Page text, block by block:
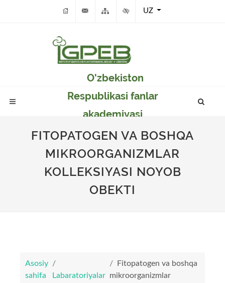
UZ
O'zbekiston
Respublikasi fanlar
akademiyasi
Genetika va o'simlikar
eksperimental
biologiyasi instituti
FITOPATOGEN VA BOSHQA
MIKROORGANIZMLAR
KOLLEKSIYASI NOYOB
OBEKTI
Asosiy
sahifa
Labaratoriyalar
Fitopatogen va boshqa
mikroorganizmlar